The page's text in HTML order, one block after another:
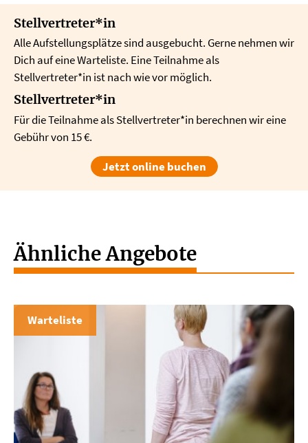
Stellvertreter*in
Alle Aufstellungsplätze sind ausgebucht. Gerne nehmen wir
Dich auf eine Warteliste. Eine Teilnahme als
Stellvertreter*in ist nach wie vor möglich.
Stellvertreter*in
Für die Teilnahme als Stellvertreter*in berechnen wir eine
Gebühr von 15 €.
Jetzt online buchen
Ähnliche Angebote
Warteliste